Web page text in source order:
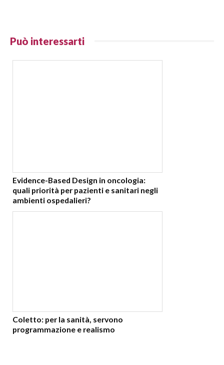
Può interessarti
Evidence-Based Design in oncologia:
quali priorità per pazienti e sanitari negli
ambienti ospedalieri?
Coletto: per la sanità, servono
programmazione e realismo